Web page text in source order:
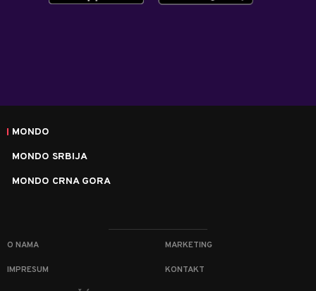
MONDO
MONDO SRBIJA
MONDO CRNA GORA
O NAMA MARKETING
IMPRESUM KONTAKT